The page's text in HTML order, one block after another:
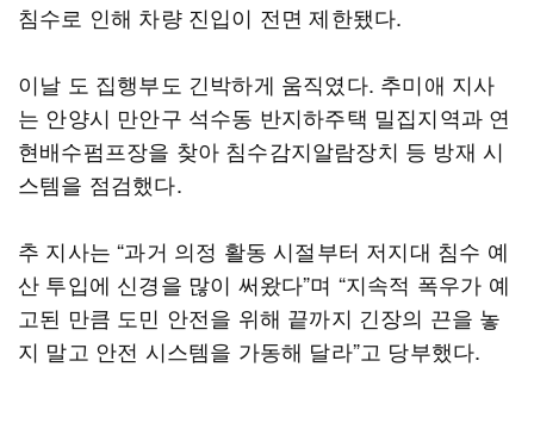
침수로 인해 차량 진입이 전면 제한됐다.
이날 도 집행부도 긴박하게 움직였다. 추미애 지사
는 안양시 만안구 석수동 반지하주택 밀집지역과 연
현배수펌프장을 찾아 침수감지알람장치 등 방재 시
스템을 점검했다.
추 지사는 “과거 의정 활동 시절부터 저지대 침수 예
산 투입에 신경을 많이 써왔다”며 “지속적 폭우가 예
고된 만큼 도민 안전을 위해 끝까지 긴장의 끈을 놓
지 말고 안전 시스템을 가동해 달라”고 당부했다.